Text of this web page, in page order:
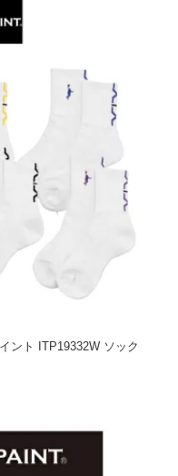
ント ITP19332W ソック